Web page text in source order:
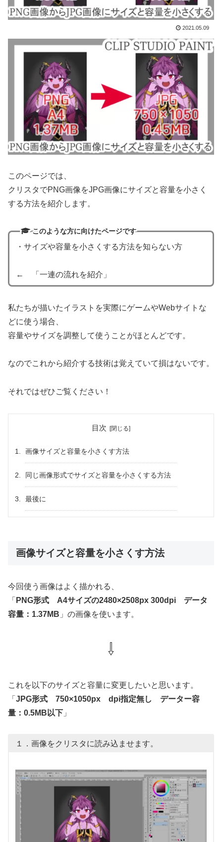
2021.05.09
このページでは、
クリスタでPNG画像をJPG画像にサイズと容量を小さく
する方法を紹介します。
このような方に向けたページです
・サイズや容量を小さくする方法を知らない方
← 「一連の流れを紹介」
私たちが描いたイラストを実際にゲームやWebサイトな
どに使う場合、
容量やサイズを調整して使うことがほとんどです。
なのでこれから紹介する技術は覚えていて損はないです。
それではぜひご覧ください！
目次
画像サイズと容量を小さくす方法
同じ画像形式でサイズと容量を小さくする方法
最後に
画像サイズと容量を小さくす方法
今回使う画像はよく描かれる、
「 PNG形式
A4サイズの2480×2508px 300dpi データ
容量：1.37MB 」の画像を使います。
⇩
これを以下のサイズと容量に変更したいと思います。
「 JPG形式
750×1050px dpi指定無し データー容
量：0.5MB以下 」
１．画像をクリスタに読み込ませます。